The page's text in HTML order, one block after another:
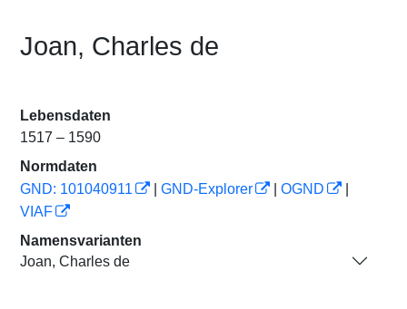
Joan, Charles de
Lebensdaten
1517 – 1590
Normdaten
GND: 101040911
GND-Explorer OGND
VIAF
Namensvarianten
Joan, Charles de